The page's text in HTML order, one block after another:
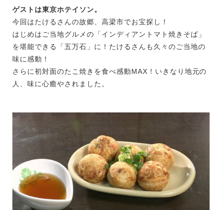
ゲストは東京ホテイソン。
今回はたけるさんの故郷、高梁市でお宝探し！
はじめはご当地グルメの「インディアントマト焼きそば」
を堪能できる「五万石」に！たけるさんも久々のご当地の
味に感動！
さらに初対面のたこ焼きを食べ感動MAX！いきなり地元の
人、味に心癒やされました。